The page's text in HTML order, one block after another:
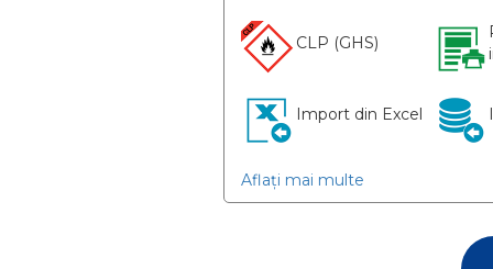
CLP (GHS)​
Import din Excel
Aflați mai multe